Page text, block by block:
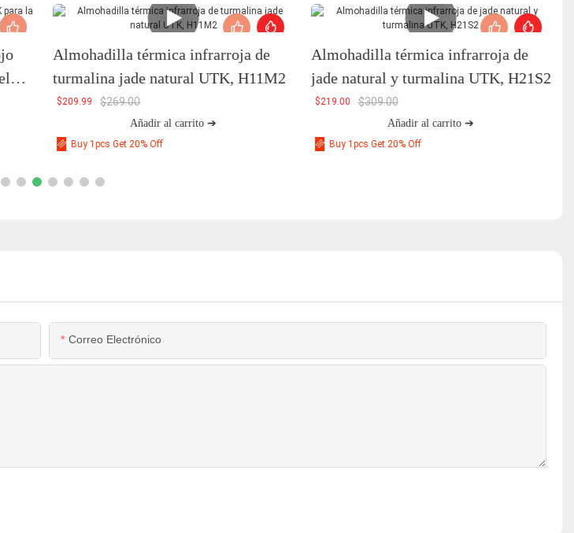
Almohadilla térmica infrarroja de
turmalina jade natural UTK, H11M2
Buy 1pcs Get 20% Off
$209.99 $269.00
Añadir al carrito ➔
Almohadilla térmica infrarroja de
jade natural y turmalina UTK, H21S2
Buy 1pcs Get 20% Off
$219.00 $309.00
Añadir al carrito ➔
Correo Electrónico